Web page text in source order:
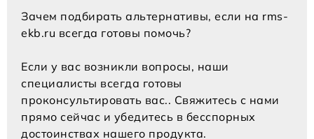
Зачем подбирать альтернативы, если на rms-
ekb.ru всегда готовы помочь?
Если у вас возникли вопросы, наши
специалисты всегда готовы
проконсультировать вас.. Свяжитесь с нами
прямо сейчас и убедитесь в бесспорных
достоинствах нашего продукта.